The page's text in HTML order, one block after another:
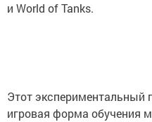
и World of Tanks.
Этот экспериментальный
игровая форма обучения